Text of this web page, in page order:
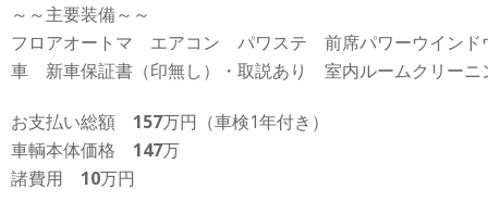
～～主要装備～～
フロアオートマ エアコン パワステ 前席パワーウイン
車 新車保証書（印無し）・取説あり 室内ルームクリーニ
お支払い総額 157万円（車検1年付き）
車輌本体価格 147万
諸費用 10万円